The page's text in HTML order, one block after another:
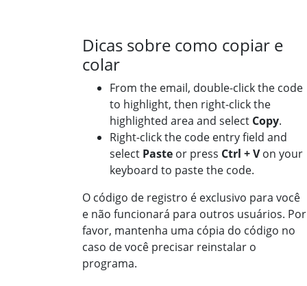
Dicas sobre como copiar e
colar
From the email, double-click the code
to highlight, then right-click the
highlighted area and select Copy.
Right-click the code entry field and
select Pasteor press Ctrl + Von your
keyboard to paste the code.
O código de registro é exclusivo para você
e não funcionará para outros usuários. Por
favor, mantenha uma cópia do código no
caso de você precisar reinstalar o
programa.